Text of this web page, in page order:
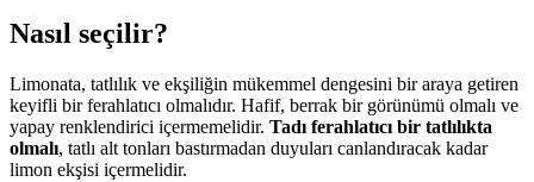
Nasıl seçilir?
Limonata, tatlılık ve ekşiliğin mükemmel dengesini bir araya getiren
keyifli bir ferahlatıcı olmalıdır. Hafif, berrak bir görünümü olmalı ve
yapay renklendirici içermemelidir. Tadı ferahlatıcı bir tatlılıkta
olmalı, tatlı alt tonları bastırmadan duyuları canlandıracak kadar
limon ekşisi içermelidir.